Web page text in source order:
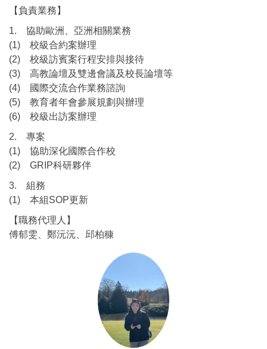
【負責業務】
1. 協助歐洲、亞洲相關業務
(1) 校級合約案辦理
(2) 校級訪賓案行程安排與接待
(3) 高教論壇及雙邊會議及校長論壇等
(4) 國際交流合作業務諮詢
(5) 教育者年會參展規劃與辦理
(6) 校級出訪案辦理
2. 專案
(1) 協助深化國際合作校
(2) GRIP科研夥伴
3. 組務
(1) 本組SOP更新
【職務代理人】
傅郁雯、鄭沅沅、邱柏穅